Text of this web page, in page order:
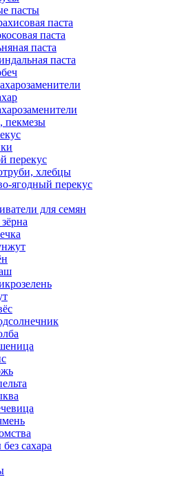
пасты
паста
паста
паста
паста
пекмезы
перекус
хлебцы
ягодный перекус
для семян
сахара